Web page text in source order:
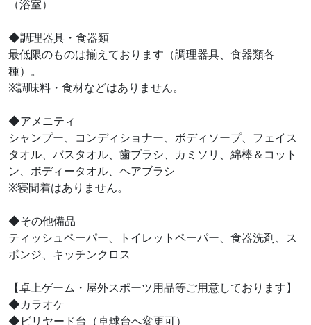
（浴室）
◆調理器具・食器類
最低限のものは揃えております（調理器具、食器類各
種）。
※調味料・食材などはありません。
◆アメニティ
シャンプー、コンディショナー、ボディソープ、フェイス
タオル、バスタオル、歯ブラシ、カミソリ、綿棒＆コット
ン、ボディータオル、ヘアブラシ
※寝間着はありません。
◆その他備品
ティッシュペーパー、トイレットペーパー、食器洗剤、ス
ポンジ、キッチンクロス
【卓上ゲーム・屋外スポーツ用品等ご用意しております】
◆カラオケ
◆ビリヤード台（卓球台へ変更可）